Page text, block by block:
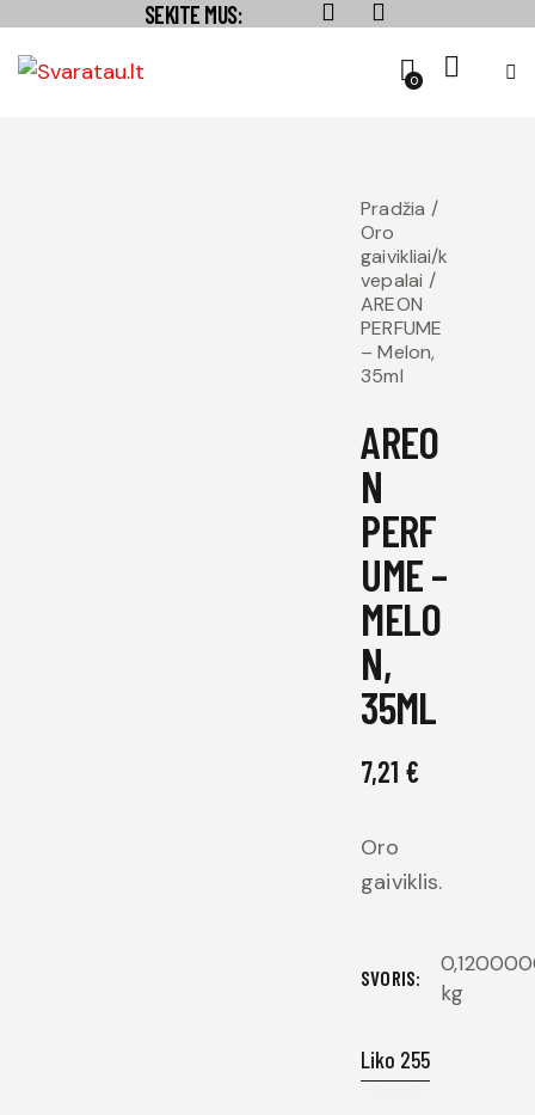
SEKITE MUS:
0
Pradžia
Oro
gaivikliai/k
vepalai
AREON
PERFUME
– Melon,
35ml
AREO
N
PERF
UME –
MELO
N,
35ML
7,21 €
Oro
gaiviklis.
SVORIS
kg
Liko 255